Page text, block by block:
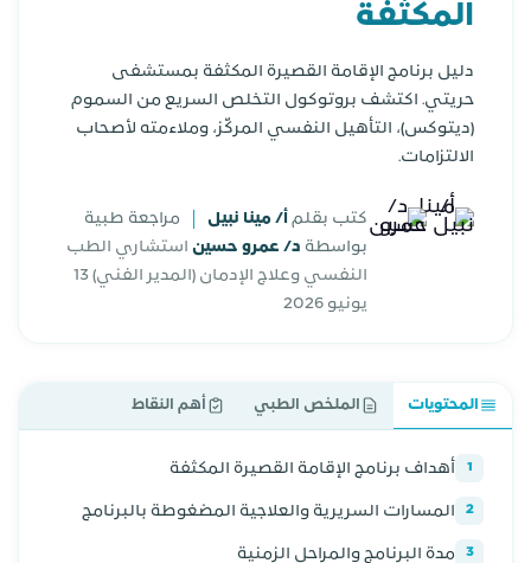
المكثفة
دليل برنامج الإقامة القصيرة المكثفة بمستشفى
حريتي. اكتشف بروتوكول التخلص السريع من السموم
(ديتوكس)، التأهيل النفسي المركّز، وملاءمته لأصحاب
الالتزامات.
كتب بقلم أ/ مينا نبيل
مراجعة طبية
بواسطة د/ عمرو حسين
استشاري الطب
النفسي وعلاج الإدمان (المدير الفني) 13
يونيو 2026
المحتويات الملخص الطبي أهم النقاط
1 أهداف برنامج الإقامة القصيرة المكثفة
2 المسارات السريرية والعلاجية المضغوطة بالبرنامج
3 مدة البرنامج والمراحل الزمنية